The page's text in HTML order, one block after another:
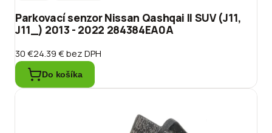
Parkovací senzor Nissan Qashqai II SUV (J11,
J11_) 2013 - 2022 284384EA0A
30 €24.39 €bez DPH
Do košíka